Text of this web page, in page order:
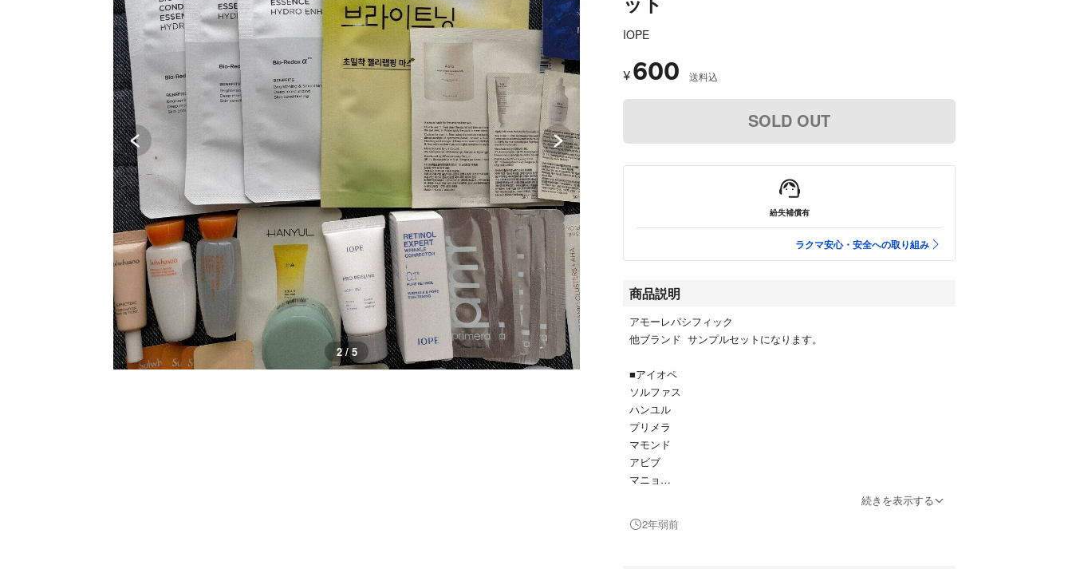
2 / 5
IOPE
¥ 600 送料込
SOLD OUT
紛失補償有
ラクマ安心・安全への取り組み
商品説明
アモーレパシフィック
他ブランド サンプルセットになります。
■アイオペ
ソルファス
ハンユル
プリメラ
マモンド
アビブ
マニョ
続きを表示する
2年弱前